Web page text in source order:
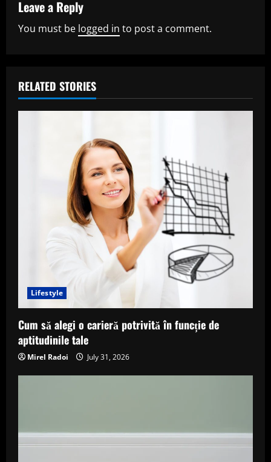
u
e
e
a
Leave a Reply
You must be logged in to post a comment.
RELATED STORIES
Lifestyle
Cum să alegi o carieră potrivită în funcție de
aptitudinile tale
Mirel Radoi July 31, 2026